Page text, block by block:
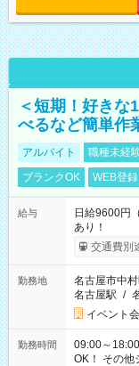
＜短期！好きな
べるなど簡単作
アルバイト 職種未経
ブランクOK
WEB登
給与
日給9600
あり！
交通費別
勤務地
名古屋市中
名古屋駅 /
イベント
勤務時間
09:00～18:00
OK！